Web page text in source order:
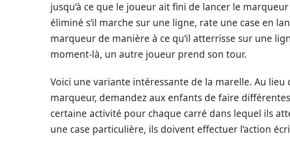
jusqu’à ce que le joueur ait fini de lancer le
éliminé s’il marche sur une ligne, rate une case en
marqueur de manière à ce qu’il atterrisse sur une
moment-là, un autre joueur prend son tour.
Voici une variante intéressante de la marelle. Au lieu
marqueur, demandez aux enfants de faire
certaine activité pour chaque carré dans lequel ils
une case particulière, ils doivent effectuer l’action